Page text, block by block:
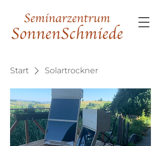
Start Solartrockner